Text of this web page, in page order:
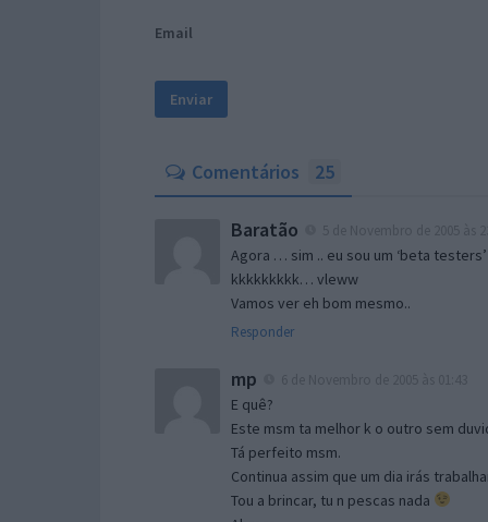
Email
Comentários 25
Baratão
Agora … sim .. eu sou um ‘beta testers’
kkkkkkkkk… vleww
Vamos ver eh bom mesmo..
Responder
mp
E quê?
Este msm ta melhor k o outro sem
Tá perfeito msm.
Continua assim que um dia irás
Tou a brincar, tu n pescas nada